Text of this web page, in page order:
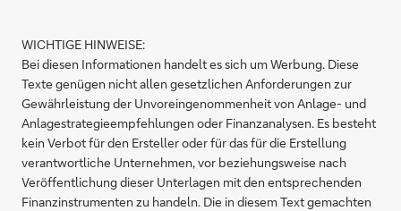
WICHTIGE HINWEISE:
Bei diesen Informationen handelt es sich um Werbung. Diese
Texte genügen nicht allen gesetzlichen Anforderungen zur
Gewährleistung der Unvoreingenommenheit von Anlage- und
Anlagestrategieempfehlungen oder Finanzanalysen. Es besteht
kein Verbot für den Ersteller oder für das für die Erstellung
verantwortliche Unternehmen, vor beziehungsweise nach
Veröffentlichung dieser Unterlagen mit den entsprechenden
Finanzinstrumenten zu handeln. Die in diesem Text gemachten